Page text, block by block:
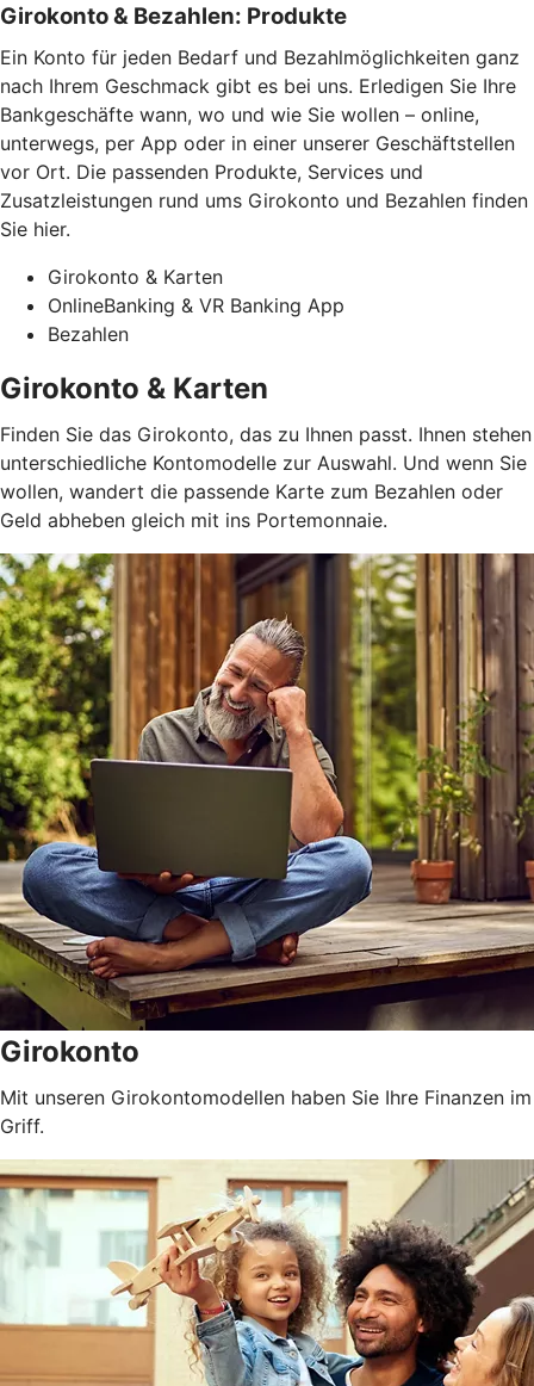
Girokonto & Bezahlen: Produkte
Ein Konto für jeden Bedarf und Bezahlmöglichkeiten ganz
nach Ihrem Geschmack gibt es bei uns. Erledigen Sie Ihre
Bankgeschäfte wann, wo und wie Sie wollen – online,
unterwegs, per App oder in einer unserer Geschäftstellen
vor Ort. Die passenden Produkte, Services und
Zusatzleistungen rund ums Girokonto und Bezahlen finden
Sie hier.
Girokonto & Karten
OnlineBanking & VR Banking App
Bezahlen
Girokonto & Karten
Finden Sie das Girokonto, das zu Ihnen passt. Ihnen stehen
unterschiedliche Kontomodelle zur Auswahl. Und wenn Sie
wollen, wandert die passende Karte zum Bezahlen oder
Geld abheben gleich mit ins Portemonnaie.
Girokonto
Mit unseren Girokontomodellen haben Sie Ihre Finanzen im
Griff.